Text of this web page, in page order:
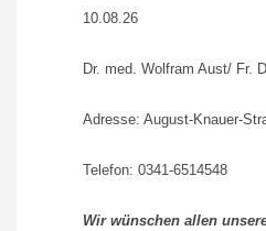
10.08.26
Dr. med. Wolfram Aust/ Fr.
Adresse: August-Knauer-
Telefon: 0341-6514548
Wir wünschen allen